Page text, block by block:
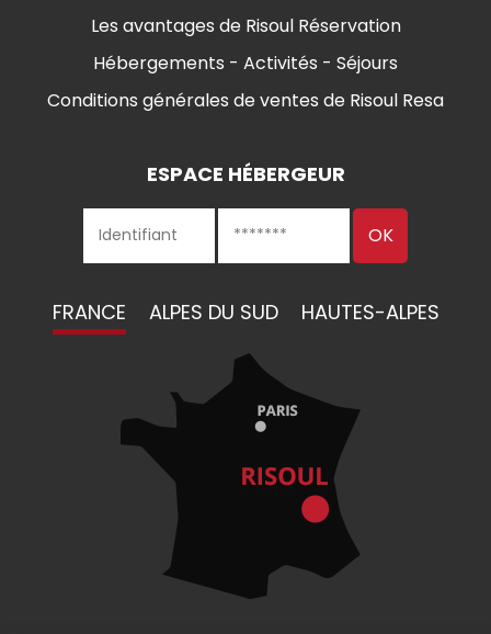
Les avantages de Risoul Réservation
Hébergements - Activités - Séjours
Conditions générales de ventes de Risoul Resa
ESPACE HÉBERGEUR
FRANCE ALPES DU SUD HAUTES-ALPES